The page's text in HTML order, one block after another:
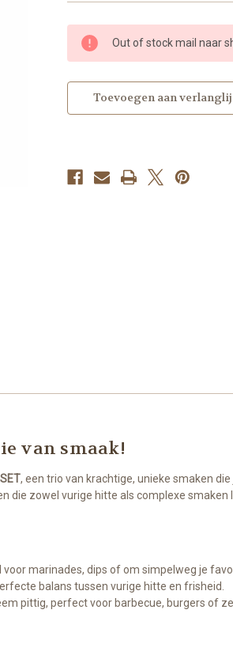
Huidige
voorraad:Out of stock mail naar
Toevoegen aan
van smaak!
, een trio van krachtige, unieke smaken
die zowel vurige hitte als complexe smaken
marinades, dips of om simpelweg je
balans tussen vurige hitte en frisheid.
pittig, perfect voor barbecue, burgers of